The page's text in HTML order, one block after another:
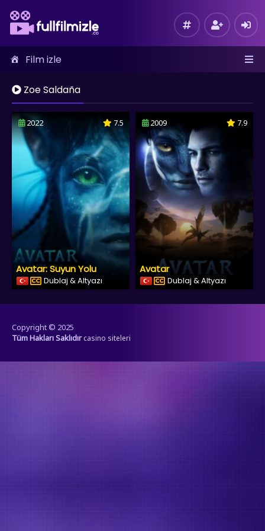
Film izle
Zoe Saldaña
2022 7.5
Avatar: Suyun Yolu
Dublaj & Altyazı
2009 7.9
Avatar
Dublaj & Altyazı
Copyright © 2025
Tüm Hakları Saklıdır casino siteleri